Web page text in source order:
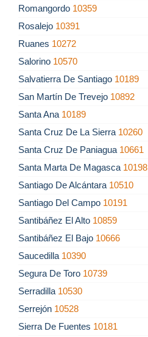
Romangordo 10359
Rosalejo 10391
Ruanes 10272
Salorino 10570
Salvatierra De Santiago 10189
San Martín De Trevejo 10892
Santa Ana 10189
Santa Cruz De La Sierra 10260
Santa Cruz De Paniagua 10661
Santa Marta De Magasca 10198
Santiago De Alcántara 10510
Santiago Del Campo 10191
Santibáñez El Alto 10859
Santibáñez El Bajo 10666
Saucedilla 10390
Segura De Toro 10739
Serradilla 10530
Serrejón 10528
Sierra De Fuentes 10181